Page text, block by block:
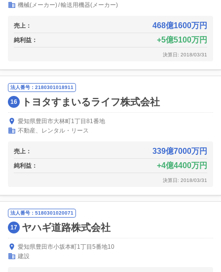
機械(メーカー) 輸送用機器(メーカー)
売上： 468億1600万円
純利益： 5億5100万円
決算日: 2018/03/31
法人番号：2180301018911
16 トヨタすまいるライフ株式会社
愛知県豊田市大林町1丁目81番地
不動産、レンタル・リース
売上： 339億7000万円
純利益： 4億4400万円
決算日: 2018/03/31
法人番号：5180301020071
17 ヤハギ道路株式会社
愛知県豊田市小坂本町1丁目5番地10
建設